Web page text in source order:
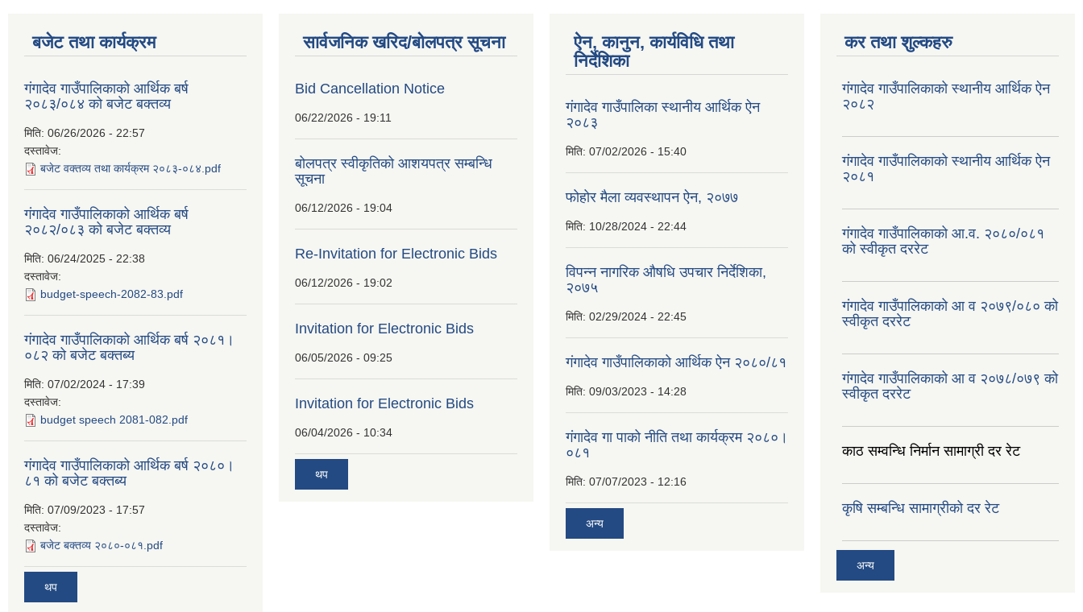
बजेट तथा कार्यक्रम
गंगादेव गाउँपालिकाको आर्थिक बर्ष
२०८३/०८४ को बजेट बक्तव्य
मिति: 06/26/2026 - 22:57
दस्तावेज:
बजेट वक्तव्य तथा कार्यक्रम २०८३-०८४.pdf
गंगादेव गाउँपालिकाको आर्थिक बर्ष
२०८२/०८३ को बजेट बक्तव्य
मिति: 06/24/2025 - 22:38
दस्तावेज:
budget-speech-2082-83.pdf
गंगादेव गाउँपालिकाको आर्थिक बर्ष २०८१।
०८२ को बजेट बक्तब्य
मिति: 07/02/2024 - 17:39
दस्तावेज:
budget speech 2081-082.pdf
गंगादेव गाउँपालिकाको आर्थिक बर्ष २०८०।
८१ को बजेट बक्तब्य
मिति: 07/09/2023 - 17:57
दस्तावेज:
बजेट बक्तव्य २०८०-०८१.pdf
थप
सार्वजनिक खरिद/बोलपत्र सूचना
Bid Cancellation Notice
06/22/2026 - 19:11
बोलपत्र स्वीकृतिको आशयपत्र सम्बन्धि
सूचना
06/12/2026 - 19:04
Re-Invitation for Electronic Bids
06/12/2026 - 19:02
Invitation for Electronic Bids
06/05/2026 - 09:25
Invitation for Electronic Bids
06/04/2026 - 10:34
थप
ऐन, कानुन, कार्यविधि तथा
निर्देशिका
गंगादेव गाउँपालिका स्थानीय आर्थिक ऐन
२०८३
मिति: 07/02/2026 - 15:40
फोहोर मैला व्यवस्थापन ऐन, २०७७
मिति: 10/28/2024 - 22:44
विपन्न नागरिक औषधि उपचार निर्देशिका,
२०७५
मिति: 02/29/2024 - 22:45
गंगादेव गाउँपालिकाको आर्थिक ऐन २०८०/८१
मिति: 09/03/2023 - 14:28
गंगादेव गा पाको नीति तथा कार्यक्रम २०८०।
०८१
मिति: 07/07/2023 - 12:16
अन्य
कर तथा शुल्कहरु
गंगादेव गाउँपालिकाको स्थानीय आर्थिक ऐन
२०८२
गंगादेव गाउँपालिकाको स्थानीय आर्थिक ऐन
२०८१
गंगादेव गाउँपालिकाको आ.व. २०८०/०८१
को स्वीकृत दररेट
गंगादेव गाउँपालिकाको आ व २०७९/०८० को
स्वीकृत दररेट
गंगादेव गाउँपालिकाको आ व २०७८/०७९ को
स्वीकृत दररेट
काठ सम्वन्धि निर्मान सामाग्री दर रेट
कृषि सम्बन्धि सामाग्रीको दर रेट
अन्य